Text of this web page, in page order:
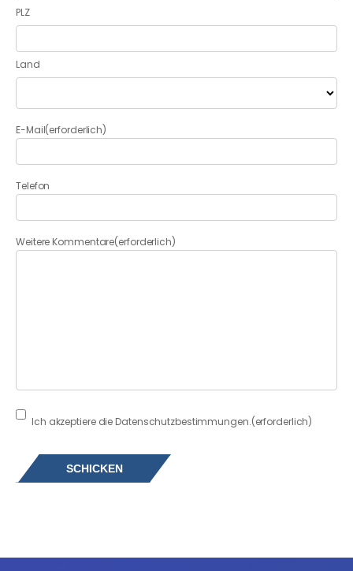
PLZ
Land
E-Mail(erforderlich)
Telefon
Weitere Kommentare(erforderlich)
Consent (erforderlich)
Ich akzeptiere die Datenschutzbestimmungen.(erforderlich)